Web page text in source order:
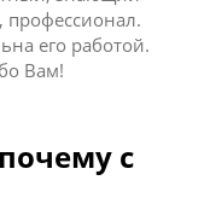
профессионал.
его работой.
Вам!
с